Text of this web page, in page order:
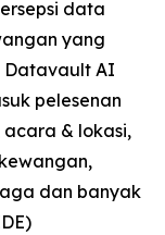
data
yang
Datavault AI
pelesenan
acara & lokasi,
dan banyak